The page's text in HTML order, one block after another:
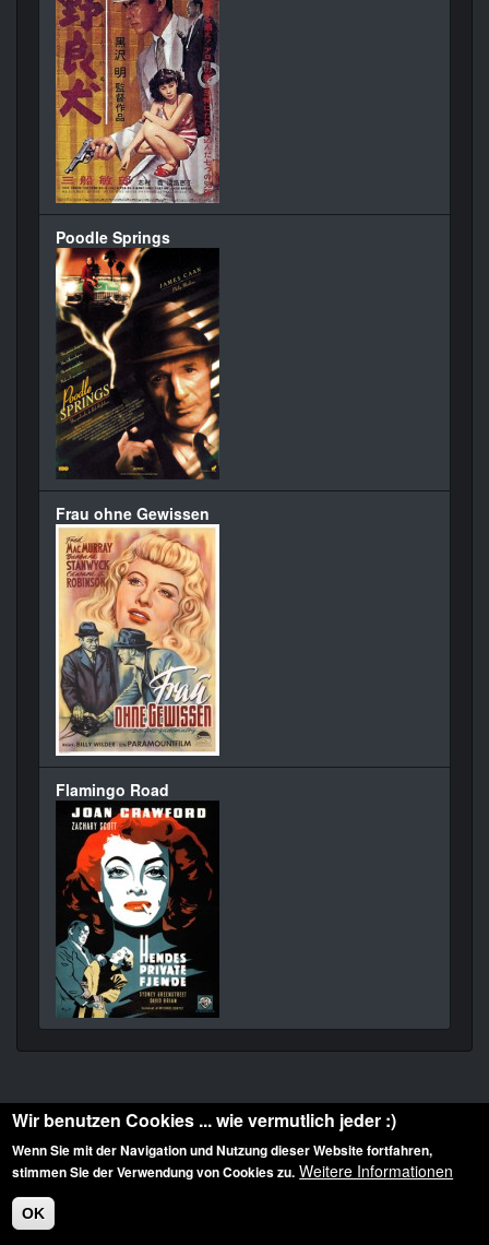
Poodle Springs
Frau ohne Gewissen
Flamingo Road
Diese Website ist urheberrechtlich geschützt: © 2010-2026 der Film Noir de. Alle
Rechte vorbehalten.
Wir benutzen Cookies ... wie vermutlich jeder :)
Wenn Sie mit der Navigation und Nutzung dieser Website fortfahren,
stimmen Sie der Verwendung von Cookies zu. Weitere Informationen
OK